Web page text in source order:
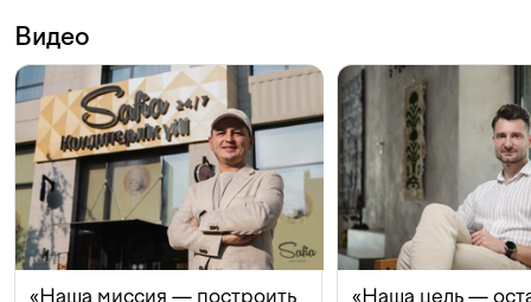
Видео
«Наша миссия — построить
«Наша цель —